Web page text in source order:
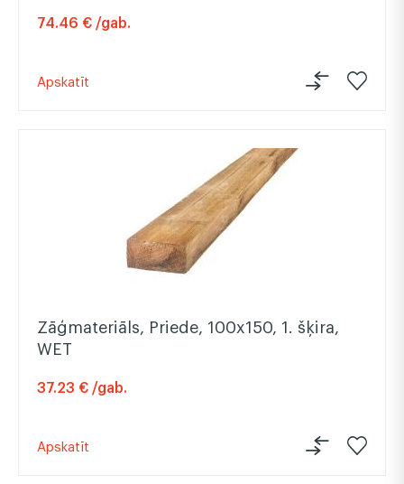
74.46 € /gab.
Apskatīt
Zāģmateriāls, Priede, 100x150, 1. šķira,
WET
37.23 € /gab.
Apskatīt